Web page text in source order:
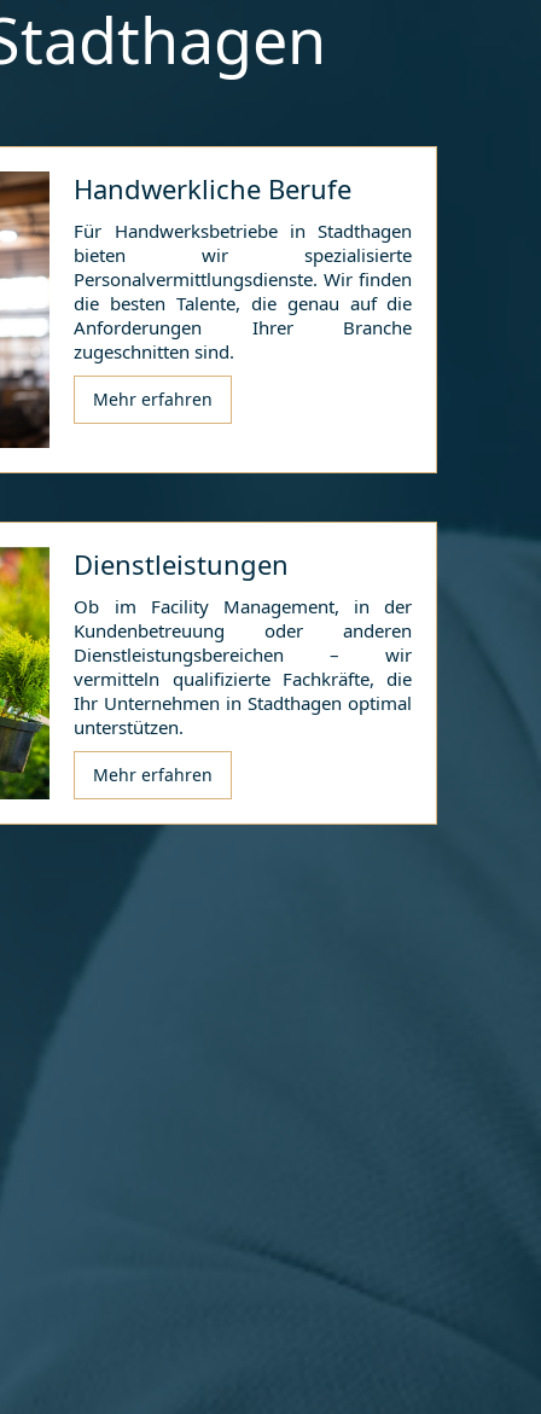
Handwerkliche Berufe
Für Handwerksbetriebe inStadthagen
bieten wir spezialisierte
Personalvermittlungsdienste. Wir finden
die besten Talente, die genau auf die
Anforderungen Ihrer Branche
zugeschnitten sind.
Mehr erfahren
Dienstleistungen
Ob im Facility Management, in der
Kundenbetreuung oder anderen
Dienstleistungsbereichen – wir
vermitteln qualifizierte Fachkräfte, die
Ihr Unternehmen inStadthagen optimal
unterstützen.
Mehr erfahren